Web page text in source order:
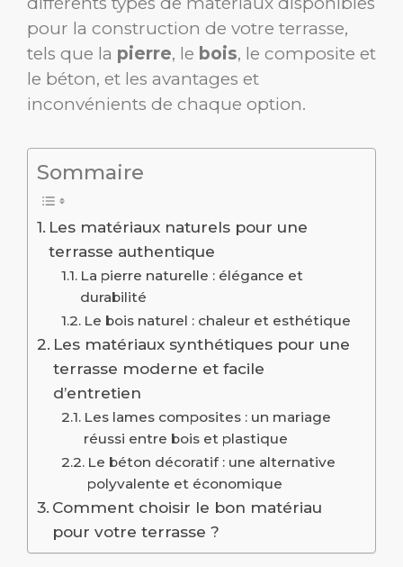
pour la construction de votre terrasse,
tels que la pierre, le bois, le composite et
le béton, et les avantages et
inconvénients de chaque option.
Sommaire
Les matériaux naturels pour une
terrasse authentique
La pierre naturelle : élégance et
durabilité
Le bois naturel : chaleur et esthétique
Les matériaux synthétiques pour une
terrasse moderne et facile
d’entretien
Les lames composites : un mariage
réussi entre bois et plastique
Le béton décoratif : une alternative
polyvalente et économique
Comment choisir le bon matériau
pour votre terrasse ?